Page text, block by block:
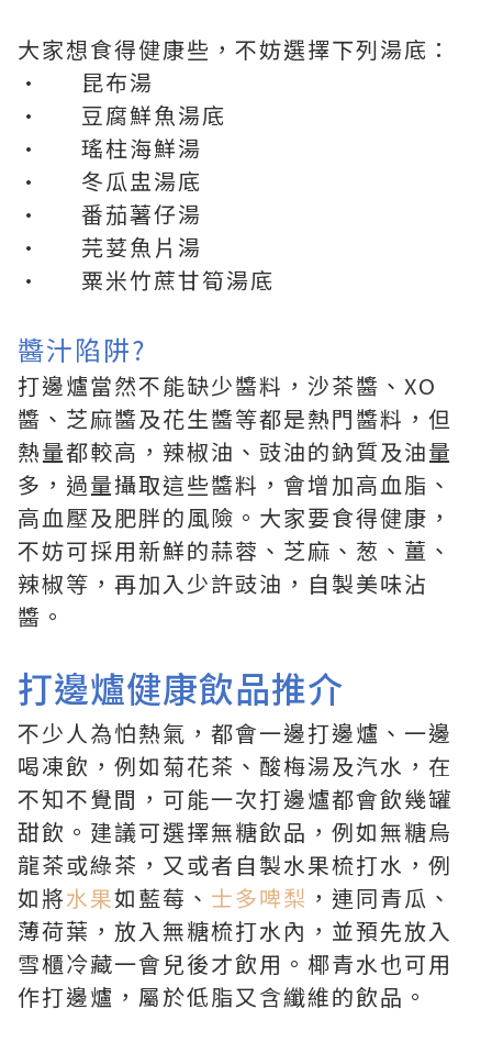
大家想食得健康些，不妨選擇下列湯底：
· 昆布湯
· 豆腐鮮魚湯底
· 瑤柱海鮮湯
· 冬瓜盅湯底
· 番茄薯仔湯
· 芫荽魚片湯
· 粟米竹蔗甘筍湯底
醬汁陷阱?
打邊爐當然不能缺少醬料，沙茶醬、XO
醬、芝麻醬及花生醬等都是熱門醬料，但
熱量都較高，辣椒油、豉油的鈉質及油量
多，過量攝取這些醬料，會增加高血脂、
高血壓及肥胖的風險。大家要食得健康，
不妨可採用新鮮的蒜蓉、芝麻、葱、薑、
辣椒等，再加入少許豉油，自製美味沾
醬。
打邊爐健康飲品推介
不少人為怕熱氣，都會一邊打邊爐、一邊
喝凍飲，例如菊花茶、酸梅湯及汽水，在
不知不覺間，可能一次打邊爐都會飲幾罐
甜飲。建議可選擇無糖飲品，例如無糖烏
龍茶或綠茶，又或者自製水果梳打水，例
如將水果如藍莓、 士多啤梨 ，連同青瓜、
薄荷葉，放入無糖梳打水內，並預先放入
雪櫃冷藏一會兒後才飲用。椰青水也可用
作打邊爐，屬於低脂又含纖維的飲品。